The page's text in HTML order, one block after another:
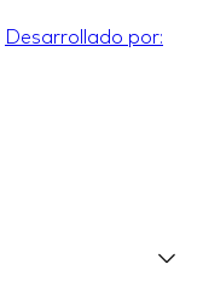
Desarrollado por: